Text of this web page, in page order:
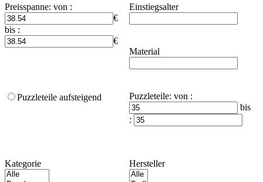
Preisspanne: von :
€
bis :
€
Einstiegsalter
Material
Puzzleteile aufsteigend Puzzleteile: von :
bis
:
Kategorie Hersteller